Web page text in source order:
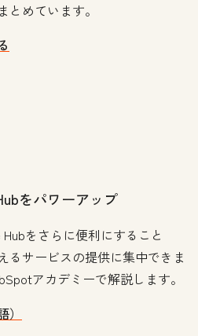
めています。
をパワーアップ
をさらに便利にすること
るサービスの提供に集中できま
アカデミーで解説します。